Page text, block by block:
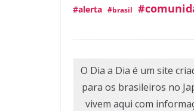
#alerta #brasil
O Dia a Dia é um site
para os brasileiros no
vivem aqui com